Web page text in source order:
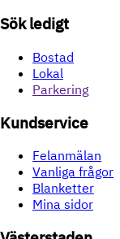
Sök ledigt
Bostad
Lokal
Parkering
Kundservice
Felanmälan
Vanliga frågor
Blanketter
Mina sidor